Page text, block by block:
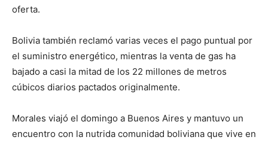
oferta.
Bolivia también reclamó varias veces el pago puntual por
el suministro energético, mientras la venta de gas ha
bajado a casi la mitad de los 22 millones de metros
cúbicos diarios pactados originalmente.
Morales viajó el domingo a Buenos Aires y mantuvo un
encuentro con la nutrida comunidad boliviana que vive en